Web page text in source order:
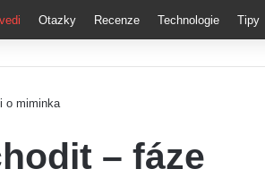
Otazky Recenze Technologie Tipy
o miminka
– fáze